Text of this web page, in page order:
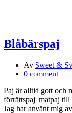
Blåbärspaj
Av Sweet &
0 comment
Paj är alltid gott och
förrättspaj, matpaj till
Jag har använt mig